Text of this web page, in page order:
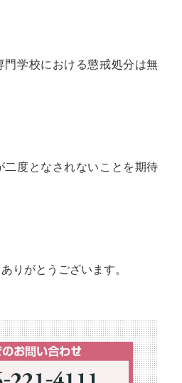
門学校における懲戒処分は無
二度となされないことを期待
りがとうございます。